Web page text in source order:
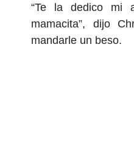
“Te la dedico mi
mamacita”, dijo
mandarle un beso.